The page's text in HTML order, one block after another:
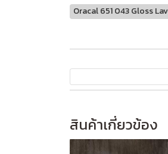
Oracal 651 043 Gloss
สินค้าเกี่ยวข้อง